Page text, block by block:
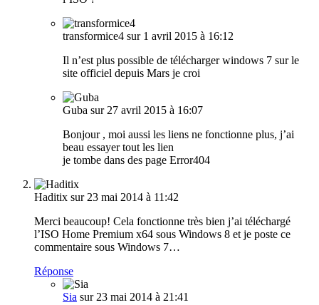
transformice4 sur 1 avril 2015 à 16:12
Il n’est plus possible de télécharger windows 7 sur le
site officiel depuis Mars je croi
Guba sur 27 avril 2015 à 16:07
Bonjour , moi aussi les liens ne fonctionne plus, j’ai
beau essayer tout les lien
je tombe dans des page Error404
Haditix sur 23 mai 2014 à 11:42
Merci beaucoup! Cela fonctionne très bien j’ai téléchargé
l’ISO Home Premium x64 sous Windows 8 et je poste ce
commentaire sous Windows 7…
Réponse
Sia sur 23 mai 2014 à 21:41